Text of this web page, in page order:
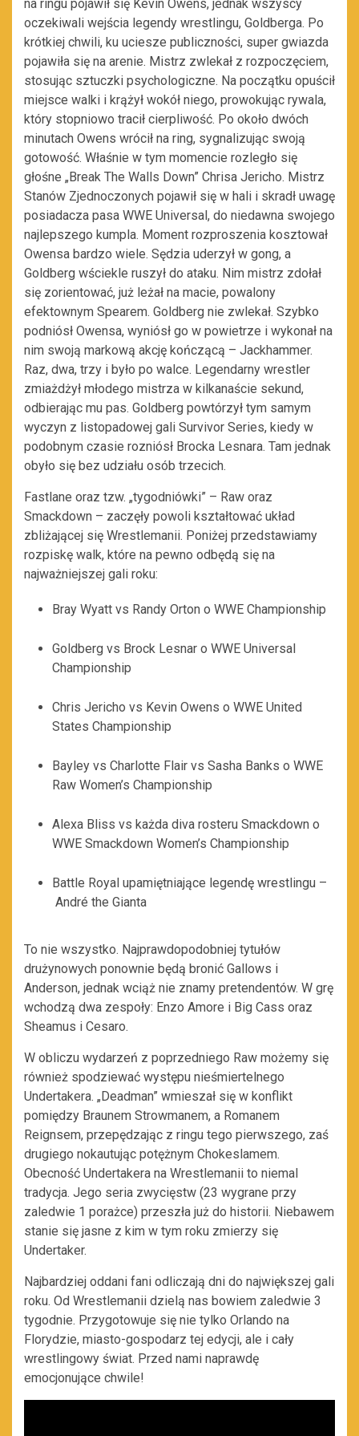
na ringu pojawił się Kevin Owens, jednak wszyscy
oczekiwali wejścia legendy wrestlingu, Goldberga. Po
krótkiej chwili, ku uciesze publiczności, super gwiazda
pojawiła się na arenie. Mistrz zwlekał z rozpoczęciem,
stosując sztuczki psychologiczne. Na początku opuścił
miejsce walki i krążył wokół niego, prowokując rywala,
który stopniowo tracił cierpliwość. Po około dwóch
minutach Owens wrócił na ring, sygnalizując swoją
gotowość. Właśnie w tym momencie rozległo się
głośne „Break The Walls Down” Chrisa Jericho. Mistrz
Stanów Zjednoczonych pojawił się w hali i skradł uwagę
posiadacza pasa WWE Universal, do niedawna swojego
najlepszego kumpla. Moment rozproszenia kosztował
Owensa bardzo wiele. Sędzia uderzył w gong, a
Goldberg wściekle ruszył do ataku. Nim mistrz zdołał
się zorientować, już leżał na macie, powalony
efektownym Spearem. Goldberg nie zwlekał. Szybko
podniósł Owensa, wyniósł go w powietrze i wykonał na
nim swoją markową akcję kończącą – Jackhammer.
Raz, dwa, trzy i było po walce. Legendarny wrestler
zmiażdżył młodego mistrza w kilkanaście sekund,
odbierając mu pas. Goldberg powtórzył tym samym
wyczyn z listopadowej gali Survivor Series, kiedy w
podobnym czasie rozniósł Brocka Lesnara. Tam jednak
obyło się bez udziału osób trzecich.
Fastlane oraz tzw. „tygodniówki” – Raw oraz
Smackdown – zaczęły powoli kształtować układ
zbliżającej się Wrestlemanii. Poniżej przedstawiamy
rozpiskę walk, które na pewno odbędą się na
najważniejszej gali roku:
Bray Wyatt vs Randy Orton o WWE Championship
Goldberg vs Brock Lesnar o WWE Universal
Championship
Chris Jericho vs Kevin Owens o WWE United
States Championship
Bayley vs Charlotte Flair vs Sasha Banks o WWE
Raw Women’s Championship
Alexa Bliss vs każda diva rosteru Smackdown o
WWE Smackdown Women’s Championship
Battle Royal upamiętniające legendę wrestlingu –
André the Gianta
To nie wszystko. Najprawdopodobniej tytułów
drużynowych ponownie będą bronić Gallows i
Anderson, jednak wciąż nie znamy pretendentów. W grę
wchodzą dwa zespoły: Enzo Amore i Big Cass oraz
Sheamus i Cesaro.
W obliczu wydarzeń z poprzedniego Raw możemy się
również spodziewać występu nieśmiertelnego
Undertakera. „Deadman” wmieszał się w konflikt
pomiędzy Braunem Strowmanem, a Romanem
Reignsem, przepędzając z ringu tego pierwszego, zaś
drugiego nokautując potężnym Chokeslamem.
Obecność Undertakera na Wrestlemanii to niemal
tradycja. Jego seria zwycięstw (23 wygrane przy
zaledwie 1 porażce) przeszła już do historii. Niebawem
stanie się jasne z kim w tym roku zmierzy się
Undertaker.
Najbardziej oddani fani odliczają dni do największej gali
roku. Od Wrestlemanii dzielą nas bowiem zaledwie 3
tygodnie. Przygotowuje się nie tylko Orlando na
Florydzie, miasto-gospodarz tej edycji, ale i cały
wrestlingowy świat. Przed nami naprawdę
emocjonujące chwile!